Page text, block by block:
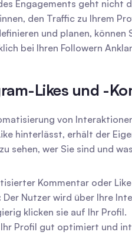
Engagements geht nicht
den Traffic zu Ihrem
und planen,
bei Ihren Followern
Likes und -
von
hinterlässt, erhält der
sehen, wer Sie sind und
Kommentar oder
Der Nutzer wird über Ihre
klicken sie auf Ihr Profil.
Profil gut optimiert und